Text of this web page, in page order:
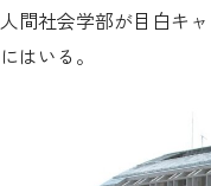
人間社会学部が目白キ
にはいる。